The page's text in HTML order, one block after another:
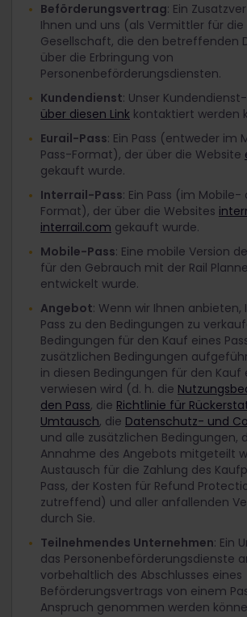
Beförderungsvertrag: Ein
Ihnen und uns (als Vermittler für
Gesellschaft, die den betreffenden
über die Erbringung von
Personenbeförderungsdiensten.
Kundendienst: Unser
über diesen Link kontaktiert werden
Eurail-Pass: Ein Pass (entweder im
Pass-Format), der über die Website
gekauft wurde.
Interrail-Pass: Ein Pass (im Mobile-
Format), der über die Websites
interrail.com gekauft wurde.
Mobile-Pass: Eine mobile Version
für den Gebrauch mit der Rail
entwickelt wurde.
Angebot: Wenn wir Ihnen anbieten,
Pass zu den Bedingungen zu
Bedingungen für den Kauf eines
zusätzlichen Bedingungen
in diesen Bedingungen für den Kauf
verwiesen wird (d. h. die
den Pass, die Richtlinie für
Umtausch, die Datenschutz- und
und alle zusätzlichen Bedingungen,
Annahme des Angebots mitgeteilt
Austausch für die Zahlung des
Pass, der Kosten für Refund
zutreffend) und aller anfallenden
durch Sie.
Teilnehmendes Unternehmen: Ein
das Personenbeförderungsdienste
vorbehaltlich des Abschlusses eines
Beförderungsvertrags von einem
Anspruch genommen werden